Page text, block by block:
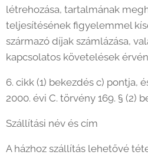
létrehozása, tartalmának
teljesítésének figyelemmel
származó díjak számlázása,
kapcsolatos követelések
6. cikk (1) bekezdés c) pontja,
2000. évi C. törvény 169. § (2)
Szállítási név és cím
A házhoz szállítás lehetővé